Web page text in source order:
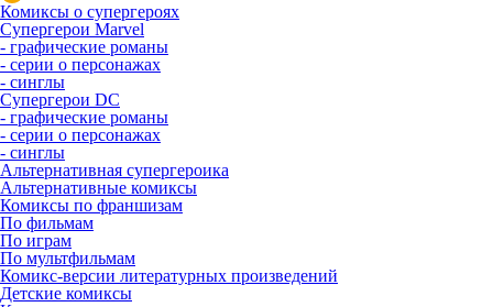
Комиксы о супергероях
Супергерои Marvel
- графические романы
- серии о персонажах
- синглы
Супергерои DC
- графические романы
- серии о персонажах
- синглы
Альтернативная супергероика
Альтернативные комиксы
Комиксы по франшизам
По фильмам
По играм
По мультфильмам
Комикс-версии литературных произведений
Детские комиксы